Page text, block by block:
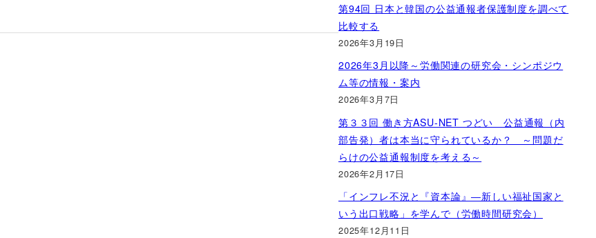
第94回 日本と韓国の公益通報者保護制度を調べて
比較する
2026年3月19日
2026年3月以降～労働関連の研究会・シンポジウ
ム等の情報・案内
2026年3月7日
第３３回 働き方ASU-NET つどい 公益通報（内
部告発）者は本当に守られているか？ ～問題だ
らけの公益通報制度を考える～
2026年2月17日
「インフレ不況と『資本論』―新しい福祉国家と
いう出口戦略」を学んで（労働時間研究会）
2025年12月11日